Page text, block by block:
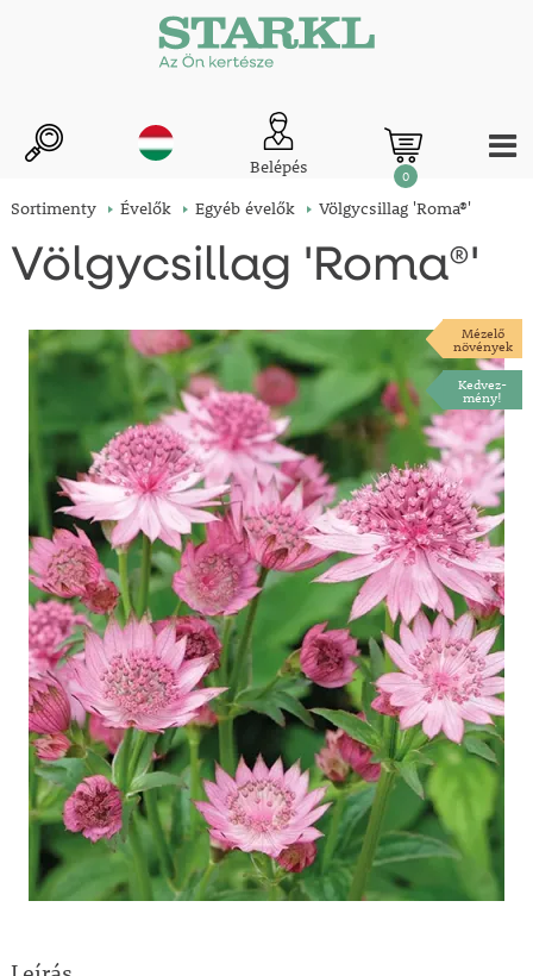
Belépés 0
Sortimenty Évelők Egyéb évelők Völgycsillag 'Roma®'
Völgycsillag 'Roma®'
Mézelő
növények
Kedvez-
mény!